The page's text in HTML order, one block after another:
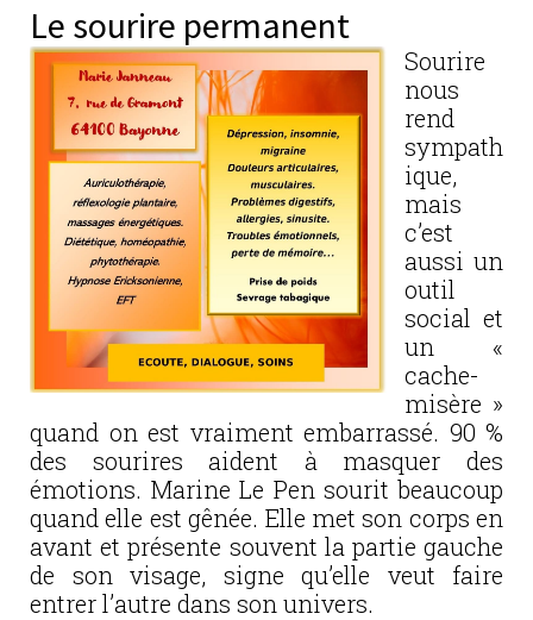
Le sourire permanent
Sourire
nous
rend
sympath
ique,
mais
c’est
aussi un
outil
social et
un «
cache-
misère »
quand on est vraiment embarrassé. 90 %
des sourires aident à masquer des
émotions. Marine Le Pen sourit beaucoup
quand elle est gênée. Elle met son corps en
avant et présente souvent la partie gauche
de son visage, signe qu’elle veut faire
entrer l’autre dans son univers.